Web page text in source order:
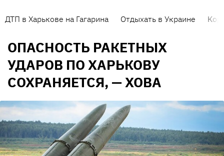
ДТП в Харькове на Гагарина Отдыхать в Украине
ОПАСНОСТЬ РАКЕТНЫХ
УДАРОВ ПО ХАРЬКОВУ
СОХРАНЯЕТСЯ, — ХОВА